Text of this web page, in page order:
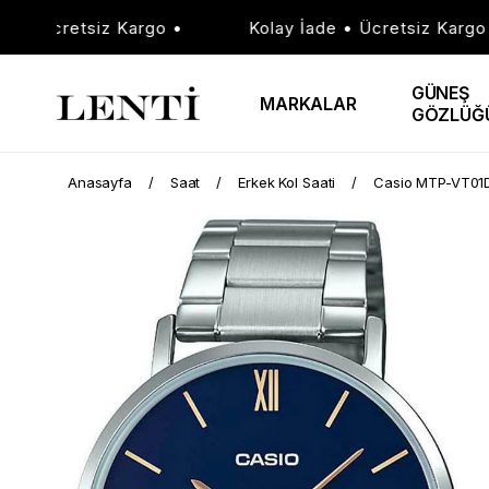
Ücretsiz Kargo • Kolay İade • Ücretsiz Kargo •
MARKALAR
GÜNEŞ
Anasayfa Saat Erkek Kol Saati Casio MTP-